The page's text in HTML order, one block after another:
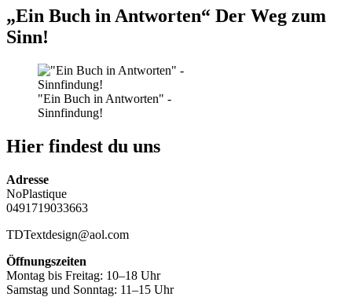
„Ein Buch in Antworten“ Der Weg zum
Sinn!
"Ein Buch in Antworten" -
Sinnfindung!
Hier findest du uns
Adresse
NoPlastique
0491719033663
TDTextdesign@aol.com
Öffnungszeiten
Montag bis Freitag: 10–18 Uhr
Samstag und Sonntag: 11–15 Uhr